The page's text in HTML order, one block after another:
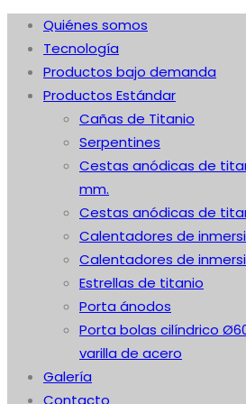
Quiénes somos
Tecnología
Productos bajo demanda
Productos Estándar
Cañas de Titanio
Serpentines
Cestas anódicas de
mm.
Cestas anódicas de
Calentadores de
Calentadores de
Estrellas de titanio
Porta ánodos
Porta bolas cilíndrico
varilla de acero
Galería
Contacto